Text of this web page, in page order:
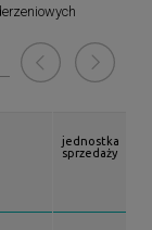
jednostka
sprzedaży